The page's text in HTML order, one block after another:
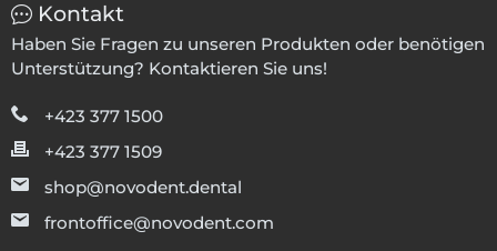
Kontakt
Haben Sie Fragen zu unseren Produkten oder benötigen
Unterstützung? Kontaktieren Sie uns!
+423 377 1500
+423 377 1509
shop@novodent.dental
frontoffice@novodent.com